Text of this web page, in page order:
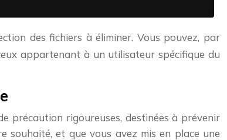
des fichiers à éliminer. Vous pouvez, par
appartenant à un utilisateur spécifique du
précaution rigoureuses, destinées à prévenir
souhaité, et que vous avez mis en place une